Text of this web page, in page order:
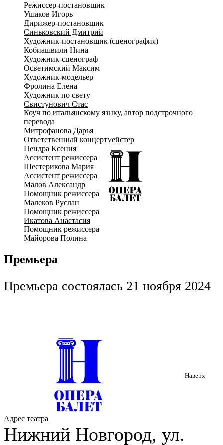
Вдохновленные атмосферой «ревущих двадцатых», создатели
спектакля предлагают зрителям окунуться в мир роскошных
костюмов и изысканных декораций. Каждый элемент
постановки – от сверкающих платьев до стильных
аксессуаров – передает дух времени, когда вечеринки были
грандиозными, а жизнь казалась бесконечным праздником.
Режиссер-постановщик
Ушаков Игорь
Дирижер-постановщик
Синьковский Дмитрий
Художник-постановщик (сценография)
Кобиашвили Нина
Художник-сценограф
Осветимский Максим
Художник-модельер
Фролина Елена
Художник по свету
Свистунович Стас
Коуч по итальянскому языку, автор подстрочного
перевода
Митрофанова Дарья
Ответственный концертмейстер
Цендра Ксения
Ассистент режиссера
Шестерикова Мария
Ассистент режиссера
Малов Александр
Помощник режиссера
Малеков Руслан
Помощник режиссера
Икатова Анастасия
Помощник режиссера
Майорова Полина
Премьера
Премьера состоялась 21 ноября 2024
Наверх
Адрес театра
Нижний Новгород, ул.